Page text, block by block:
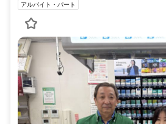
アルバイト・パート